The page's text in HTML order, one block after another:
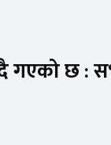
छ :